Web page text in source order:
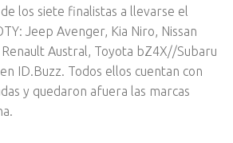
los siete finalistas a llevarse el
Jeep Avenger, Kia Niro, Nissan
Austral, Toyota bZ4X//Subaru
ID.Buzz. Todos ellos cuentan con
y quedaron afuera las marcas